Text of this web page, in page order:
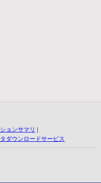
ョンサマリ
ダウンロードサービス